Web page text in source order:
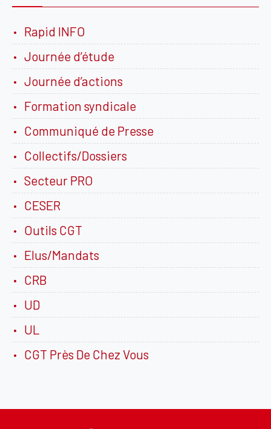
Rapid INFO
Journée d’étude
Journée d’actions
Formation syndicale
Communiqué de Presse
Collectifs/Dossiers
Secteur PRO
CESER
Outils CGT
Elus/Mandats
CRB
UD
UL
CGT Près De Chez Vous